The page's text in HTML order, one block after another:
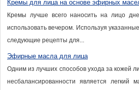
Кремы для лица на основе эфирных
Кремы лучше всего наносить на лицо
использовать вечером. Используя
следующие рецепты для...
Эфирные масла для лица
Одним из лучших способов ухода за кожей
несбалансированности является